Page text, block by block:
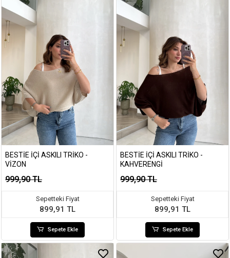
BESTIE İÇI ASKILI TRIKO -
VIZON
999,90 TL
Sepetteki Fiyat
899,91 TL
Sepete Ekle
BESTIE İÇI ASKILI TRIKO -
KAHVERENGI
999,90 TL
Sepetteki Fiyat
899,91 TL
Sepete Ekle